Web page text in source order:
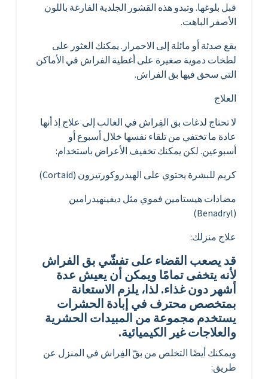
قبل بلوغها. وتبدو هذه القشور الجلدية الفارغة باللون
الأصفر الباهت.
بقع صدئة أو مائلة إلى الاحمرار. يمكنك العثور على
لطخات دموية صغيرة على أغطية الفراش في الأماكن
التي سحق فيها بق الفراش.
العلاج
لا تحتاج لدغات بق الفِراش في الغالب إلى علاج إذ أنها
عادة ما تختفي من تلقاء نفسها خلال أسبوع أو
أسبوعين. لكن يمكنك تخفيف الأعراض باستخدام:
كريم للبشرة يحتوي على الهيدروكورتيزون (Cortaid)
مضادات هيستامين فموي مثل ديفينهيدرامين
علاج منزلك:
قد يصعب القضاء على تفشّي بق الفراش
لأنه يتخفى تمامًا ويمكن أن يعيش عدة
أشهر دون غذاء. لذا، يلزم الاستعانة
بمتخصص محترف في إبادة الحشرات
يستخدم مجموعة من المبيدات الحشرية
والعلاجات غير الكيميائية.
ويمكنك أيضًا التخلص من بقّ الفِراش في المنزل عن
طريق: